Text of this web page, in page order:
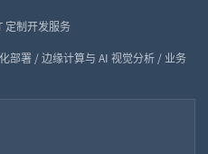
定制开发服务
部署 / 边缘计算与 AI 视觉分析 / 业务